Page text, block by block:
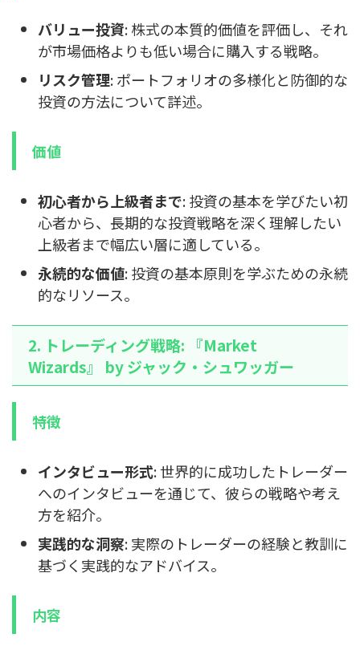
バリュー投資: 株式の本質的価値を評価し、それ
が市場価格よりも低い場合に購入する戦略。
リスク管理: ポートフォリオの多様化と防御的な
投資の方法について詳述。
価値
初心者から上級者まで: 投資の基本を学びたい初
心者から、長期的な投資戦略を深く理解したい
上級者まで幅広い層に適している。
永続的な価値: 投資の基本原則を学ぶための永続
的なリソース。
2. トレーディング戦略: 『Market
Wizards』 by ジャック・シュワッガー
特徴
インタビュー形式: 世界的に成功したトレーダー
へのインタビューを通じて、彼らの戦略や考え
方を紹介。
実践的な洞察: 実際のトレーダーの経験と教訓に
基づく実践的なアドバイス。
内容